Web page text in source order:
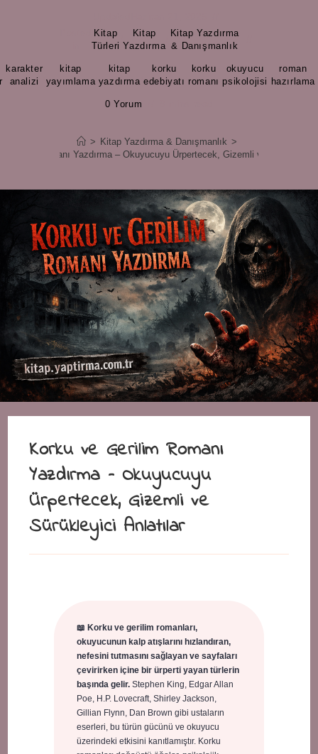
Kitap
Türleri
/
Kitap
Yazdırma
Kitap Yazdırma
& Danışmanlık
karakter
analizi
kitap
yayımlama
kitap
yazdırma
korku
edebiyatı
korku
romanı
okuyucu
psikolojisi
roman
hazırlama
0 Yorum
> Kitap Yazdırma & Danışmanlık >
Gerilim Romanı Yazdırma – Okuyucuyu Ürpertecek, Gizemli ve Sürükleyici
Korku ve Gerilim Romanı
Yazdırma – Okuyucuyu
Ürpertecek, Gizemli ve
Sürükleyici Anlatılar
📖 Korku ve gerilim romanları,
okuyucunun kalp atışlarını hızlandıran,
nefesini tutmasını sağlayan ve sayfaları
çevirirken içine bir ürperti yayan türlerin
başında gelir. Stephen King, Edgar Allan
Poe, H.P. Lovecraft, Shirley Jackson,
Gillian Flynn, Dan Brown gibi ustaların
eserleri, bu türün gücünü ve okuyucu
üzerindeki etkisini kanıtlamıştır. Korku